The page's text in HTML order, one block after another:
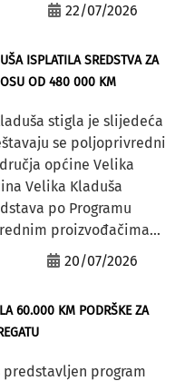
22/07/2026
ISPLATILA SREDSTVA ZA
OD 480 000 KM
stigla je slijedeća
se poljoprivredni
općine Velika
Velika Kladuša
po Programu
proizvođačima...
20/07/2026
60.000 KM PODRŠKE ZA
predstavljen program